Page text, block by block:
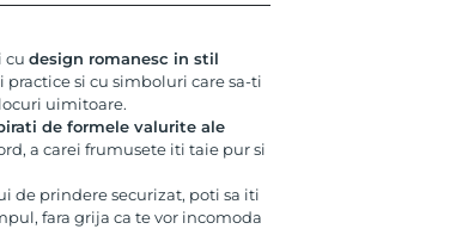
cu design romanesc in stil
si cu simboluri care sa-ti
uimitoare.
de formele valurite ale
a carei frumusete iti taie pur si
de prindere securizat, poti sa iti
fara grija ca te vor incomoda